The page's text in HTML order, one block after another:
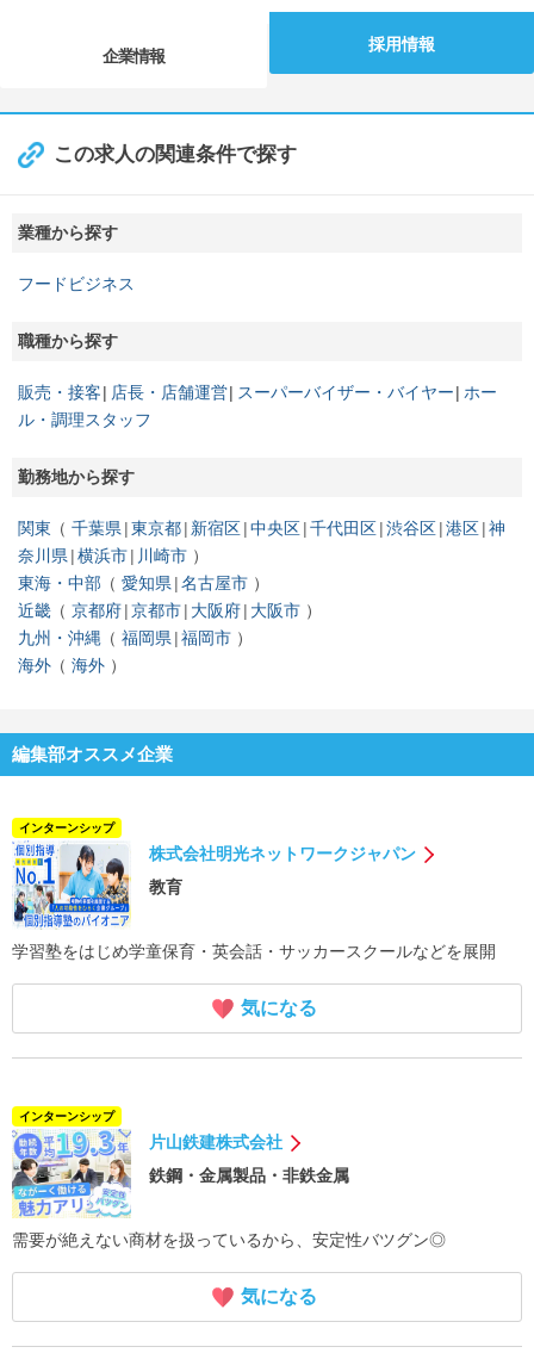
企業情報
採用情報
この求人の関連条件で探す
業種から探す
フードビジネス
職種から探す
販売・接客 店長・店舗運営 スーパーバイザー・バイヤー
ホー
ル・調理スタッフ
勤務地から探す
関東 千葉県 東京都 新宿区 中央区 千代田区 渋谷区 港区 神
奈川県 横浜市
川崎市
東海・中部
愛知県 名古屋市
近畿
京都府 京都市 大阪府 大阪市
九州・沖縄
福岡県 福岡市
海外
海外
編集部オススメ企業
インターンシップ
株式会社明光ネットワークジャパン
教育
学習塾をはじめ学童保育・英会話・サッカースクールなどを展開
気になる
インターンシップ
片山鉄建株式会社
鉄鋼・金属製品・非鉄金属
需要が絶えない商材を扱っているから、安定性バツグン◎
気になる